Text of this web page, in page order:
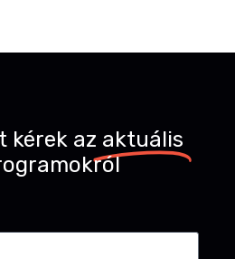
kérek az aktuális